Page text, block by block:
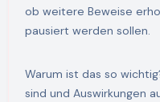
ob weitere Beweise
pausiert werden sollen.
Warum ist das so
sind und Auswirkungen